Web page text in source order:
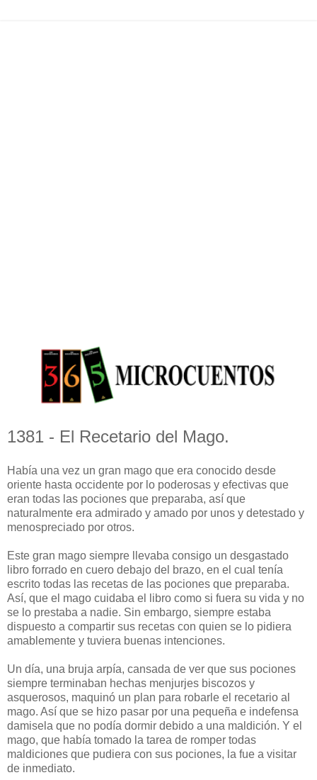
1381 - El Recetario del Mago.
Había una vez un gran mago que era conocido desde
oriente hasta occidente por lo poderosas y efectivas que
eran todas las pociones que preparaba, así que
naturalmente era admirado y amado por unos y detestado y
menospreciado por otros.
Este gran mago siempre llevaba consigo un desgastado
libro forrado en cuero debajo del brazo, en el cual tenía
escrito todas las recetas de las pociones que preparaba.
Así, que el mago cuidaba el libro como si fuera su vida y no
se lo prestaba a nadie. Sin embargo, siempre estaba
dispuesto a compartir sus recetas con quien se lo pidiera
amablemente y tuviera buenas intenciones.
Un día, una bruja arpía, cansada de ver que sus pociones
siempre terminaban hechas menjurjes biscozos y
asquerosos, maquinó un plan para robarle el recetario al
mago. Así que se hizo pasar por una pequeña e indefensa
damisela que no podía dormir debido a una maldición. Y el
mago, que había tomado la tarea de romper todas
maldiciones que pudiera con sus pociones, la fue a visitar
de inmediato.